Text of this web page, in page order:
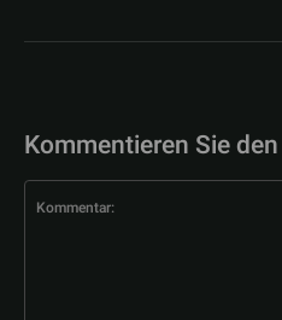
Kommentieren Sie